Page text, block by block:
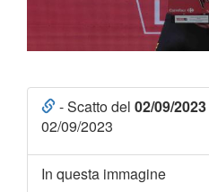
- Scatto del 02/09/2023
02/09/2023
In questa immagine